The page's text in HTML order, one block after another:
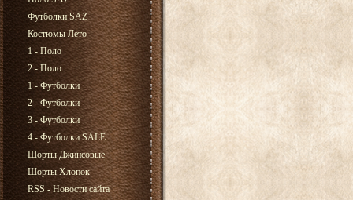
Футболки SAZ
Костюмы Лето
1 - Поло
2 - Поло
1 - Футболки
2 - Футболки
3 - Футболки
4 - Футболки SALE
Шорты Джинсовые
Шорты Хлопок
RSS - Новости сайта